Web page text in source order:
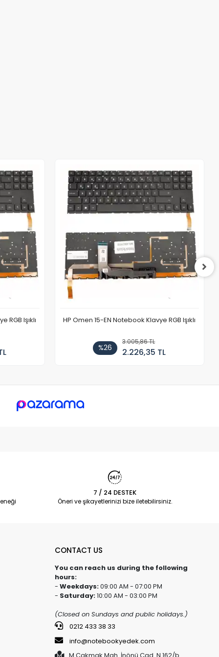
RGB Işıklı HP Omen 15-EN Notebook Klavye RGB Işıklı
%26
3.005,86 TL
2.226,35 TL
7 / 24 DESTEK
Öneri ve şikayetlerinizi bize iletebilirsiniz.
CONTACT US
You can reach us during the following
hours:
- Weekdays:09:00 AM - 07:00 PM
- Saturday:10:00 AM - 03:00 PM
(Closed on Sundays and public holidays.)
0212 433 38 33
info@notebookyedek.com